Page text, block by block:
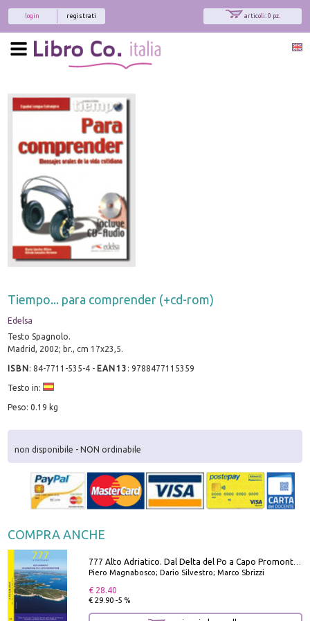
articoli: 0 pz.
registrati
login
Tiempo... para comprender (+cd-rom)
Edelsa
Testo Spagnolo.
Madrid, 2002; br., cm 17x23,5.
ISBN:84-7711-535-4 - EAN13 :9788477115359
Testo in:
Peso: 0.19 kg
non disponibile - NON ordinabile
COMPRA ANCHE
777 Alto Adriatico. Dal Delta del Po a Capo Promontore. Con QR Code
Piero Magnabosco; Dario Silvestro; Marco Sbrizzi
€ 28.40
€ 29.90 -5 %
Interessato ai nostri libri?
Sarai informato delle nostre novità, potrai
comunque cancellarti quando desideri.
modulo di iscrizione